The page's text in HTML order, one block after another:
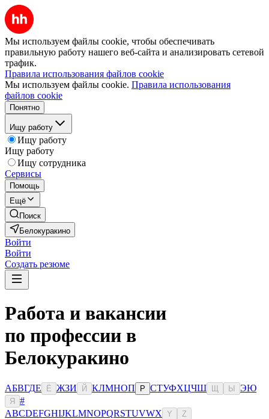
Мы используем файлы cookie, чтобы обеспечивать
правильную работу нашего веб-сайта и анализировать сетевой
трафик.
Правила использования файлов cookie
Мы используем файлы cookie. Правила использования
файлов cookie
Понятно
Ищу работу
Ищу работу
Ищу работу
Ищу сотрудника
Сервисы
Помощь
Ещё
Поиск
Белокуракино
Войти
Войти
Создать резюме
Работа и вакансии
по профессии в
Белокуракино
АБВГДЕ Ё ЖЗИ Й КЛМНОП Р СТУФХЦЧШ Ы ЭЮ
Я
#
ABCDEFGHIJKLMNOPQRSTUVWX Y Z